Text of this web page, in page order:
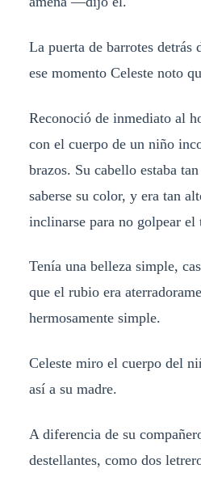
La puerta de barrotes detrás
ese momento Celeste noto
Reconoció de inmediato al
con el cuerpo de un niño
brazos. Su cabello estaba
saberse su color, y era tan
inclinarse para no golpear el
Tenía una belleza simple,
que el rubio era
hermosamente simple.
Celeste miro el cuerpo del
así a su madre.
A diferencia de su
destellantes, como dos